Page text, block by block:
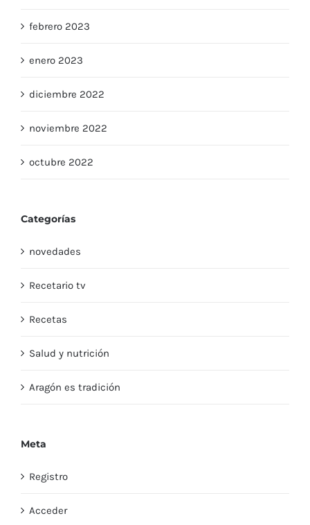
febrero 2023
enero 2023
diciembre 2022
noviembre 2022
octubre 2022
Categorías
novedades
Recetario tv
Recetas
Salud y nutrición
Aragón es tradición
Meta
Registro
Acceder